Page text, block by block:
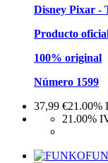
Disney Pixar -
Producto
100% original
Número 1599
37,99 €21.00%
21.00%